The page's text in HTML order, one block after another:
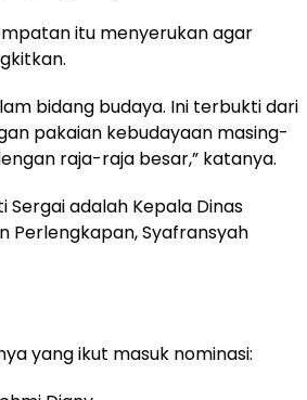
itu menyerukan agar
bidang budaya. Ini terbukti dari
pakaian kebudayaan masing-
raja-raja besar,” katanya.
adalah Kepala Dinas
Perlengkapan, Syafransyah
yang ikut masuk nominasi: